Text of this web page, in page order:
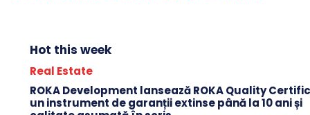
Hot this week
Real Estate
ROKA Development lansează ROKA Quality
un instrument de garanții extinse până la 10 ani și